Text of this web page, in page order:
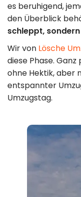
es beruhigend,
den Überblick
schleppt,
Wir von Lösche
diese Phase.
ohne Hektik, aber
entspannter
Umzugstag.
umzuege.de
Buchholzer
65, 13156
Mo–So: 8:00–
22:00 Uhr